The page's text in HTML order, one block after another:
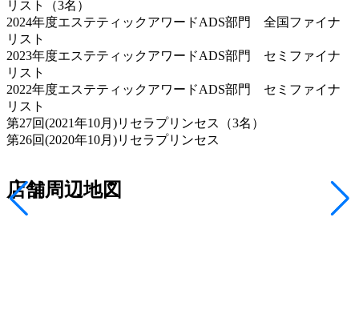
リスト（3名）
2024年度エステティックアワードADS部門 全国ファイナ
リスト
2023年度エステティックアワードADS部門 セミファイナ
リスト
2022年度エステティックアワードADS部門 セミファイナ
リスト
第27回(2021年10月)リセラプリンセス（3名）
第26回(2020年10月)リセラプリンセス
店舗周辺地図